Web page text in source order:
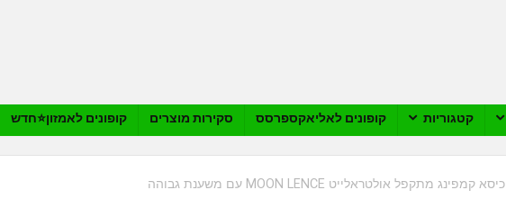
קטגוריות קופונים לאליאקספרסס סקירות מוצרים קופונים לאמזון⭐️חדש
כיסא קמפינג מתקפל אולטראלייט MOON LENCE עם משענת גבוהה